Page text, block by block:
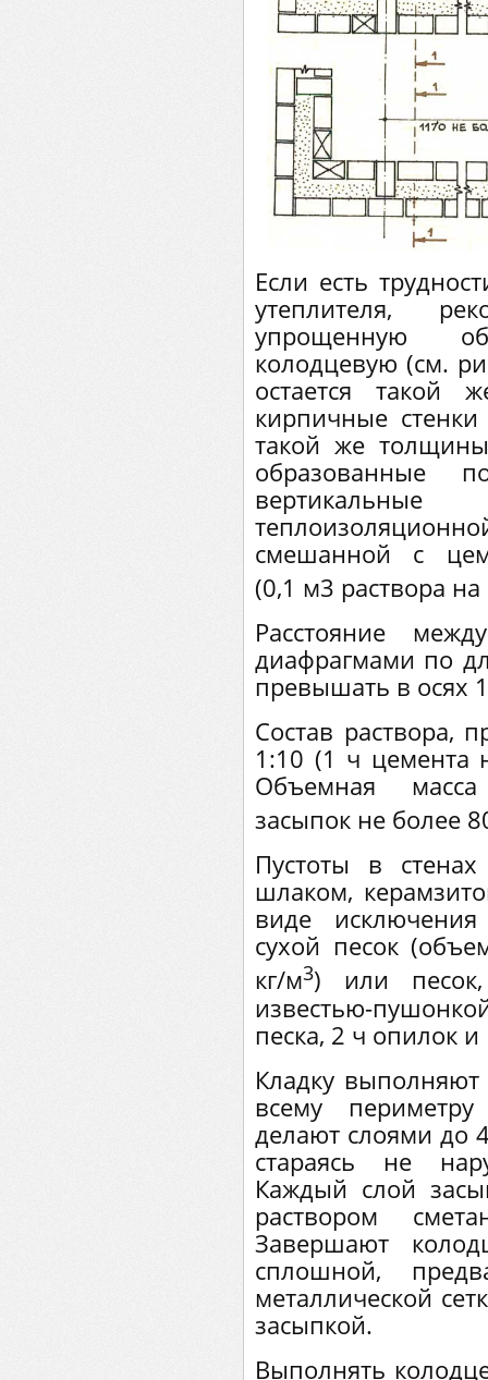
Если есть
утеплителя,
упрощенную
колодцевую (см.
остается
кирпичные
такой же
образованные
смешанной с
(0,1 м3 раствора
Расстояние
диафрагмами по
превышать в осях
Состав раствора,
1:10 (1 ч цемента
Объемная
засыпок не более
Пустоты в
шлаком,
виде исключения
сухой песок
кг/м3) или
известью-
песка, 2 ч опилок
Кладку
всему
делают слоями до
стараясь не
Каждый слой
раствором
Завершают
сплошной,
металлической
засыпкой.
Выполнять